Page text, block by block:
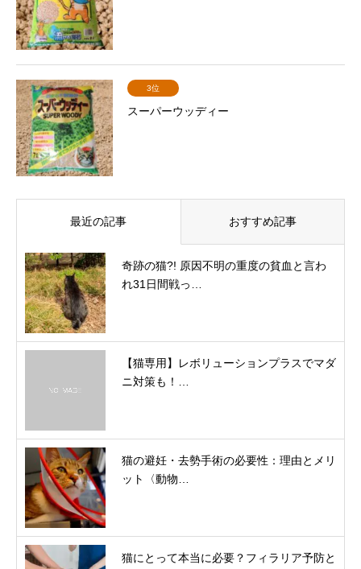
3位
スーパーウッディー
最近の記事 おすすめ記事
奇跡の猫?! 原因不明の重度の貧血と言わ
れ31日間戦っ…
【猫専用】レボリューションプラスでマダ
ニ対策も！…
猫の避妊・去勢手術の必要性：理由とメリ
ット〈動物…
猫にとって本当に必要？フィラリア予防と